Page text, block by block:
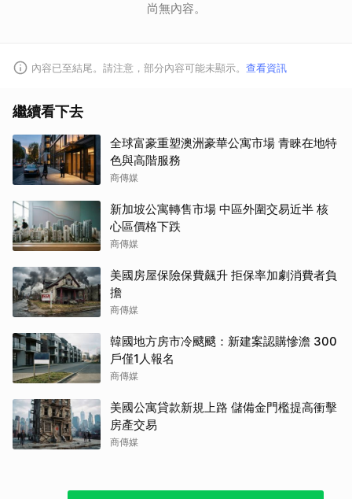
尚無內容。
內容已至結尾。請注意，部分內容可能未顯示。 查看資訊
繼續看下去
全球富豪重塑澳洲豪華公寓市場 青睞在地特
色與高階服務
商傳媒
新加坡公寓轉售市場 中區外圍交易近半 核
心區價格下跌
商傳媒
美國房屋保險保費飆升 拒保率加劇消費者負
擔
商傳媒
韓國地方房市冷颼颼：新建案認購慘澹 300
戶僅1人報名
商傳媒
美國公寓貸款新規上路 儲備金門檻提高衝擊
房產交易
商傳媒